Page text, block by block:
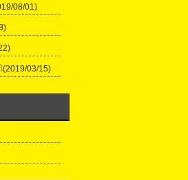
08/01)
(2019/03/15)